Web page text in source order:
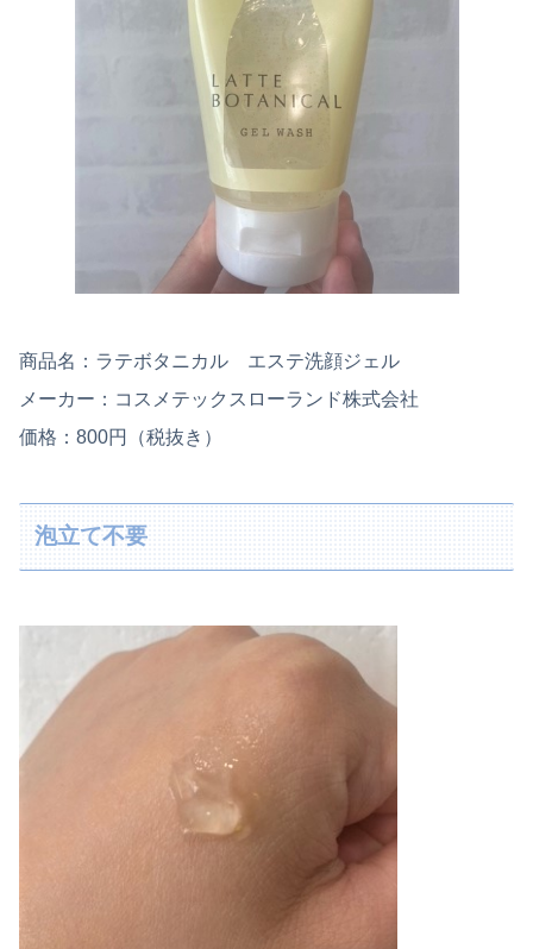
商品名：ラテボタニカル エステ洗顔ジェル
メーカー：コスメテックスローランド株式会社
価格：800円（税抜き）
泡立て不要